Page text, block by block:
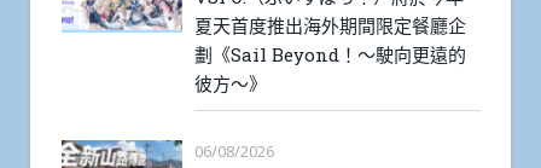
夏天首度推出海外期間限定餐廳企
劃《Sail Beyond！～駛向更遠的
彼方～》
06/08/2026